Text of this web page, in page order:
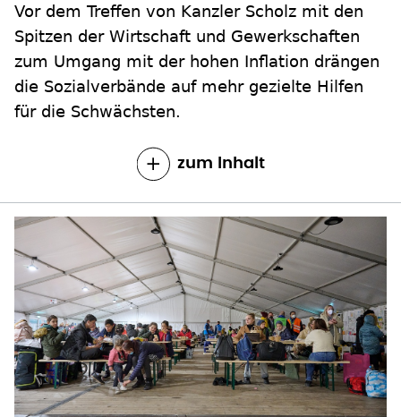
Vor dem Treffen von Kanzler Scholz mit den
Spitzen der Wirtschaft und Gewerkschaften
zum Umgang mit der hohen Inflation drängen
die Sozialverbände auf mehr gezielte Hilfen
für die Schwächsten.
zum Inhalt